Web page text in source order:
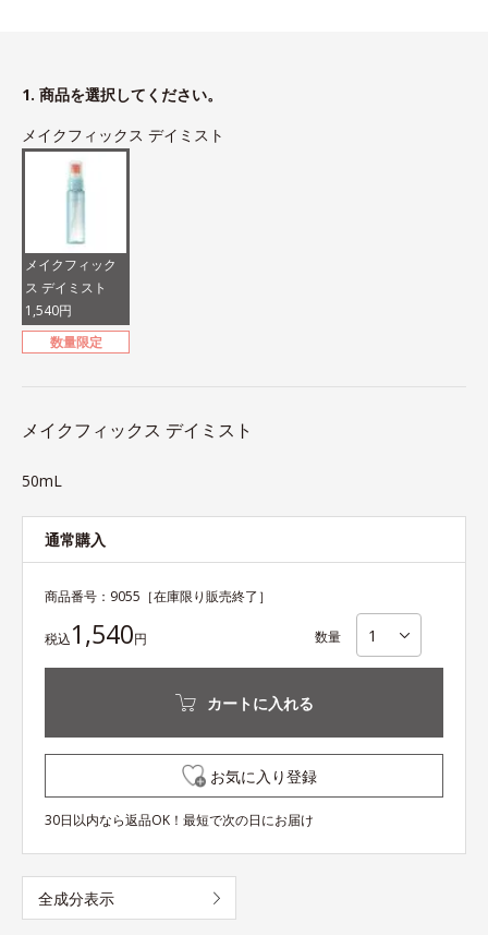
1. 商品を選択してください。
メイクフィックス デイミスト
メイクフィック
ス デイミスト
1,540円
数量限定
メイクフィックス デイミスト
50mL
通常購入
商品番号： 9055 ［在庫限り販売終了］
税込1,540円 数量
カートに入れる
お気に入り登録
30日以内なら返品OK！最短で次の日にお届け
全成分表示